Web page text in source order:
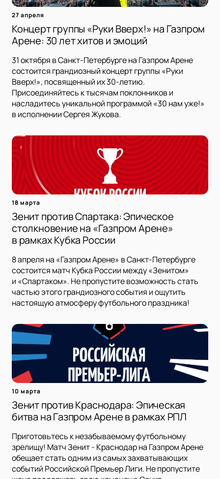
27 апреля
Концерт группы «Руки Вверх!» на Газпром
Арене: 30 лет хитов и эмоций
31 октября в Санкт-Петербурге на Газпром Арене
состоится грандиозный концерт группы «Руки
Вверх!», посвященный их 30-летию.
Присоединяйтесь к тысячам поклонников и
насладитесь уникальной программой «30 нам уже!»
в исполнении Сергея Жукова.
18 марта
Зенит против Спартака: Эпическое
столкновение на «Газпром Арене»
в рамках Кубка России
8 апреля на «Газпром Арене» в Санкт-Петербурге
состоится матч Кубка России между «Зенитом»
и «Спартаком». Не пропустите возможность стать
частью этого грандиозного события и ощутить
настоящую атмосферу футбольного праздника!
10 марта
Зенит против Краснодара: Эпическая
битва на Газпром Арене в рамках РПЛ
Приготовьтесь к незабываемому футбольному
зрелищу! Матч Зенит - Краснодар на Газпром Арене
обещает стать одним из самых захватывающих
событий Российской Премьер Лиги. Не пропустите